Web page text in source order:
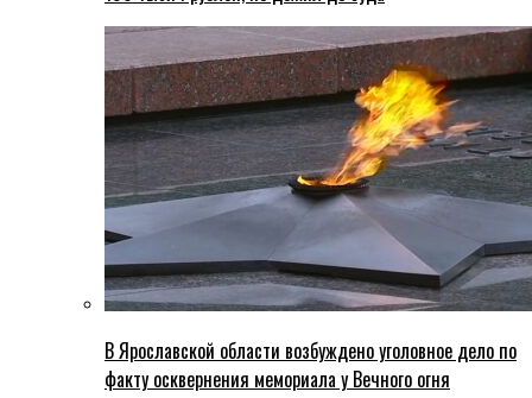
В Ярославской области возбуждено уголовное дело по
факту осквернения мемориала у Вечного огня